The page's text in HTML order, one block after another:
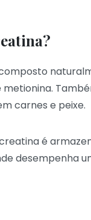
metionina.
carnes e peixe.
é
desempenha